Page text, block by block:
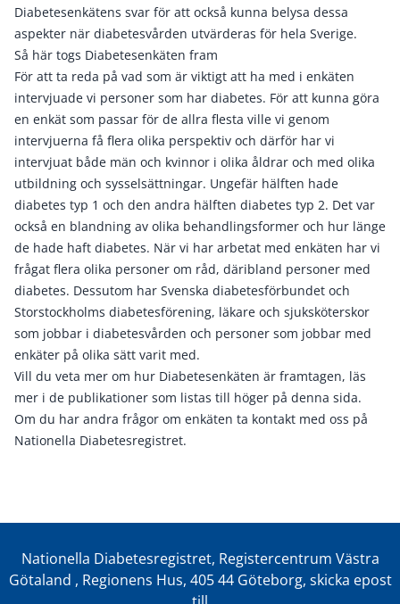
Diabetesenkätens svar för att också kunna belysa dessa
aspekter när diabetesvården utvärderas för hela Sverige.
Så här togs Diabetesenkäten fram
För att ta reda på vad som är viktigt att ha med i enkäten
intervjuade vi personer som har diabetes. För att kunna göra
en enkät som passar för de allra flesta ville vi genom
intervjuerna få flera olika perspektiv och därför har vi
intervjuat både män och kvinnor i olika åldrar och med olika
utbildning och sysselsättningar. Ungefär hälften hade
diabetes typ 1 och den andra hälften diabetes typ 2. Det var
också en blandning av olika behandlingsformer och hur länge
de hade haft diabetes. När vi har arbetat med enkäten har vi
frågat flera olika personer om råd, däribland personer med
diabetes. Dessutom har Svenska diabetesförbundet och
Storstockholms diabetesförening, läkare och sjuksköterskor
som jobbar i diabetesvården och personer som jobbar med
enkäter på olika sätt varit med.
Vill du veta mer om hur Diabetesenkäten är framtagen, läs
mer i de publikationer som listas till höger på denna sida.
Om du har andra frågor om enkäten ta kontakt med oss på
Nationella Diabetesregistret.
Nationella Diabetesregistret, Registercentrum Västra
Götaland , Regionens Hus, 405 44 Göteborg, skicka epost